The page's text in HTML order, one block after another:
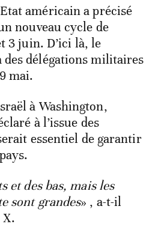
américain a précisé
nouveau cycle de
3 juin. D’ici là, le
des délégations militaires
mai.
à Washington,
à l’issue des
essentiel de garantir
et des bas, mais les
sont grandes» , a-t-il